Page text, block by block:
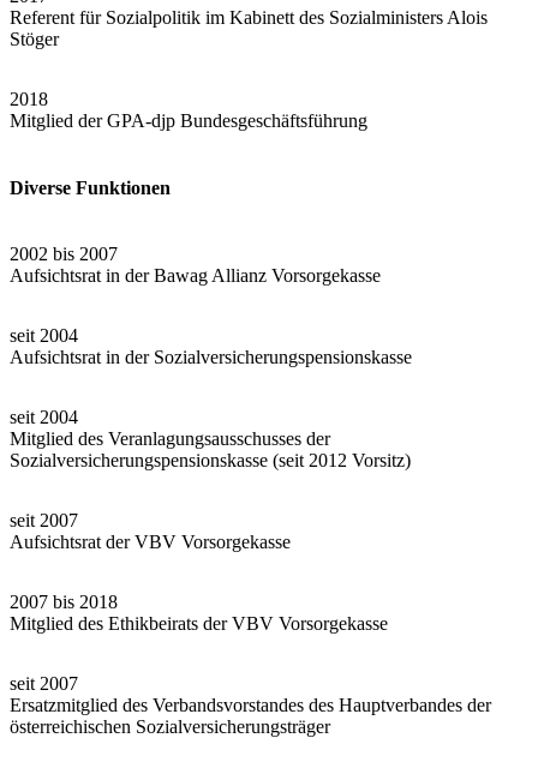
Referent für Sozialpolitik im Kabinett des Sozialministers Alois
Stöger
2018
Mitglied der GPA-djp Bundesgeschäftsführung
Diverse Funktionen
2002 bis 2007
Aufsichtsrat in der Bawag Allianz Vorsorgekasse
seit 2004
Aufsichtsrat in der Sozialversicherungspensionskasse
seit 2004
Mitglied des Veranlagungsausschusses der
Sozialversicherungspensionskasse (seit 2012 Vorsitz)
seit 2007
Aufsichtsrat der VBV Vorsorgekasse
2007 bis 2018
Mitglied des Ethikbeirats der VBV Vorsorgekasse
seit 2007
Ersatzmitglied des Verbandsvorstandes des Hauptverbandes der
österreichischen Sozialversicherungsträger